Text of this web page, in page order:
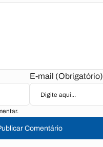
E-mail (Obrigatório)
Comentário